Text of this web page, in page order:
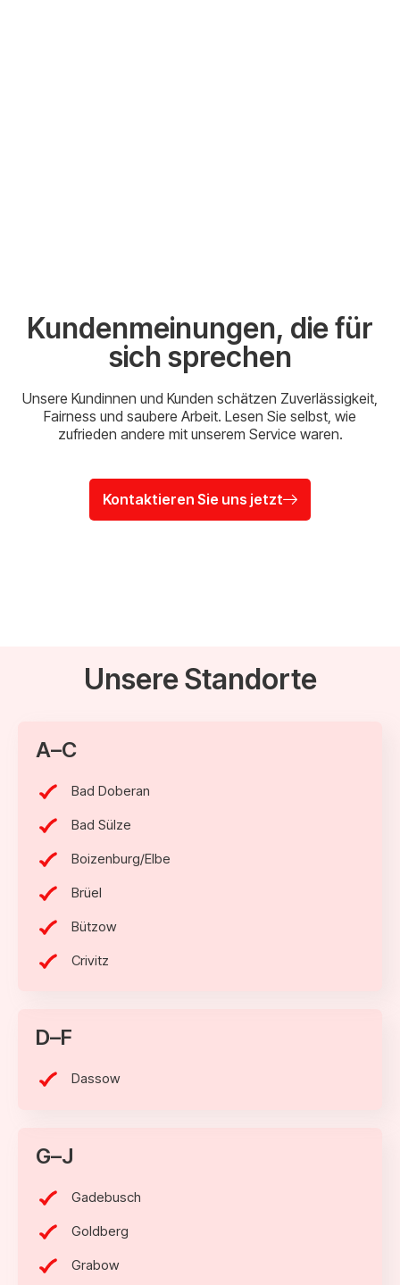
Kundenmeinungen, die für
sich sprechen
Unsere Kundinnen und Kunden schätzen Zuverlässigkeit,
Fairness und saubere Arbeit. Lesen Sie selbst, wie
zufrieden andere mit unserem Service waren.
Kontaktieren Sie uns jetzt
Unsere Standorte
A–C
Bad Doberan
Bad Sülze
Boizenburg/Elbe
Brüel
Bützow
Crivitz
D–F
Dassow
G–J
Gadebusch
Goldberg
Grabow